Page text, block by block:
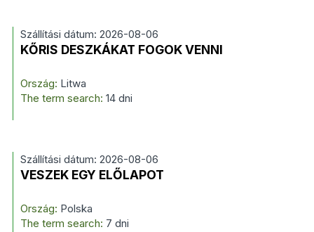
Szállítási dátum: 2026-08-06
KŐRIS DESZKÁKAT FOGOK VENNI
Ország: Litwa
The term search: 14 dni
Szállítási dátum: 2026-08-06
VESZEK EGY ELŐLAPOT
Ország: Polska
The term search: 7 dni